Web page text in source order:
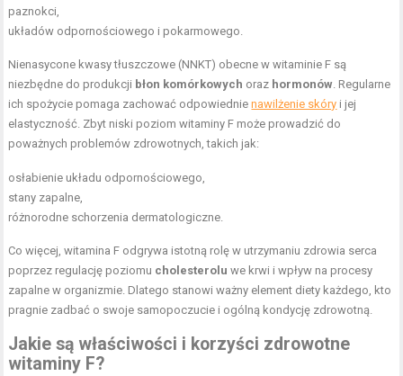
paznokci,
układów odpornościowego i pokarmowego.
Nienasycone kwasy tłuszczowe (NNKT) obecne w witaminie F są
niezbędne do produkcji błon komórkowych oraz hormonów. Regularne
ich spożycie pomaga zachować odpowiednienawilżenie skóry i jej
elastyczność. Zbyt niski poziom witaminy F może prowadzić do
poważnych problemów zdrowotnych, takich jak:
osłabienie układu odpornościowego,
stany zapalne,
różnorodne schorzenia dermatologiczne.
Co więcej, witamina F odgrywa istotną rolę w utrzymaniu zdrowia serca
poprzez regulację poziomu cholesterolu we krwi i wpływ na procesy
zapalne w organizmie. Dlatego stanowi ważny element diety każdego, kto
pragnie zadbać o swoje samopoczucie i ogólną kondycję zdrowotną.
Jakie są właściwości i korzyści zdrowotne
witaminy F?